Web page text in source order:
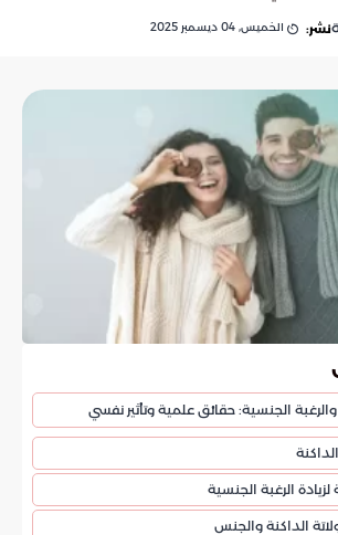
نشر: الخميس, 04 ديسمبر 2025
الجنسية: حقائق علمية وتأثير نفسي
لزيادة الرغبة الجنسية
الداكنة والجنس